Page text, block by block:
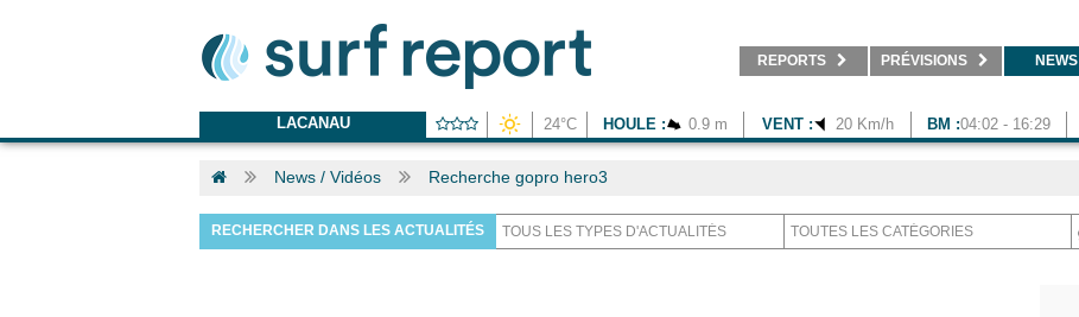
REPORTS PRÉVISIONS NEWS
LACANAU 24°C HOULE : 0.9 m VENT : 20 Km/h BM :04:02 - 16:29
News / Vidéos Recherche gopro hero3
RECHERCHER DANS LES ACTUALITÉS